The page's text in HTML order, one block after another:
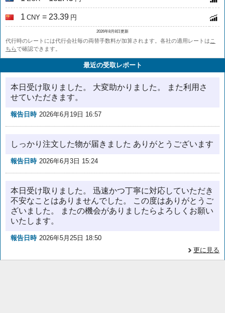
1 CNY = 23.39 円
2026年8月8日更新
代行時のレートには代行会社毎の両替手数料が加算されます。各社の適用レートは こ
ちらで確認できます。
最近の受取レポート
本日受け取りました。 大変助かりました。 また利用さ
せていただきます。
報告日時 2026年6月19日 16:57
しっかり注文した物が届きました ありがとうございます
報告日時 2026年6月3日 15:24
本日受け取りました。 迅速かつ丁寧に対応していただき
不安なことはありませんでした。 この度はありがとうご
ざいました。 またの機会がありましたらよろしくお願い
いたします。
報告日時 2026年5月25日 18:50
更に見る